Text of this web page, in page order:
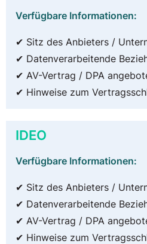
Verfügbare Informationen:
✔ Sitz des Anbieters /
✔ Datenverarbeitende
✔ AV-Vertrag / DPA
✔ Hinweise zum
IDEO
Verfügbare Informationen:
✔ Sitz des Anbieters /
✔ Datenverarbeitende
✔ AV-Vertrag / DPA
✔ Hinweise zum